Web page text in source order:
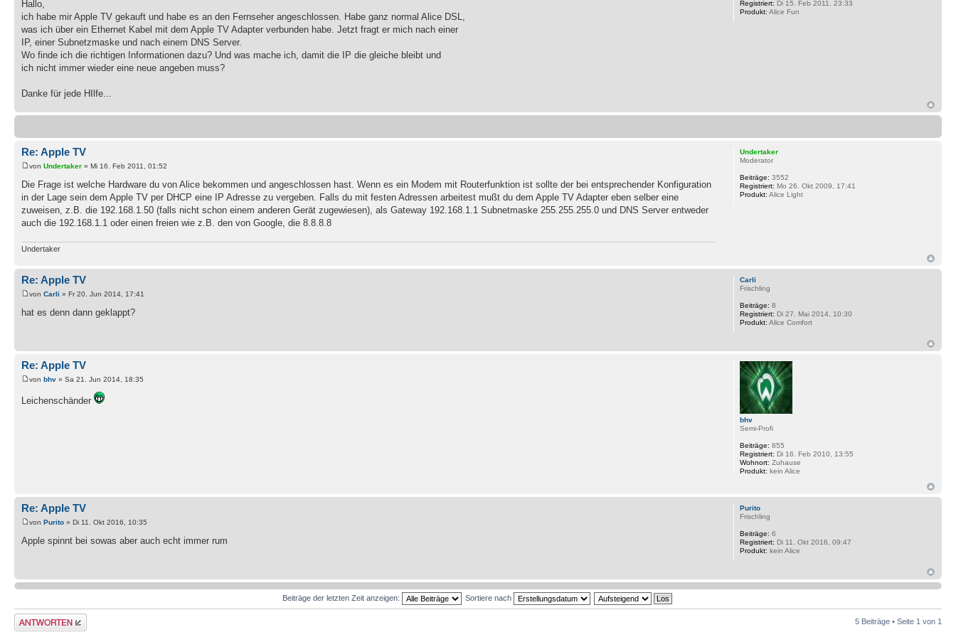
Hallo,
ich habe mir Apple TV gekauft und habe es an den Fernseher angeschlossen. Habe ganz normal Alice DSL,
was ich über ein Ethernet Kabel mit dem Apple TV Adapter verbunden habe. Jetzt fragt er mich nach einer
IP, einer Subnetzmaske und nach einem DNS Server.
Wo finde ich die richtigen Informationen dazu? Und was mache ich, damit die IP die gleiche bleibt und
ich nicht immer wieder eine neue angeben muss?
Danke für jede HIlfe...
Registriert: Di 15. Feb 2011, 23:33
Produkt: Alice Fun
Re: Apple TV
von Undertaker » Mi 16. Feb 2011, 01:52
Die Frage ist welche Hardware du von Alice bekommen und angeschlossen hast. Wenn es ein Modem mit Routerfunktion ist sollte der bei entsprechender Konfiguration
in der Lage sein dem Apple TV per DHCP eine IP Adresse zu vergeben. Falls du mit festen Adressen arbeitest mußt du dem Apple TV Adapter eben selber eine
zuweisen, z.B. die 192.168.1.50 (falls nicht schon einem anderen Gerät zugewiesen), als Gateway 192.168.1.1 Subnetmaske 255.255.255.0 und DNS Server entweder
auch die 192.168.1.1 oder einen freien wie z.B. den von Google, die 8.8.8.8
Undertaker
Undertaker
Moderator
Beiträge: 3552
Registriert: Mo 26. Okt 2009, 17:41
Produkt: Alice Light
Re: Apple TV
von Carli » Fr 20. Jun 2014, 17:41
hat es denn dann geklappt?
Carli
Frischling
Beiträge: 8
Registriert: Di 27. Mai 2014, 10:30
Produkt: Alice Comfort
Re: Apple TV
von bhv » Sa 21. Jun 2014, 18:35
Leichenschänder
bhv
Semi-Profi
Beiträge: 855
Registriert: Di 16. Feb 2010, 13:55
Wohnort: Zuhause
Produkt: kein Alice
Re: Apple TV
von Purito » Di 11. Okt 2016, 10:35
Apple spinnt bei sowas aber auch echt immer rum
Purito
Frischling
Beiträge: 6
Registriert: Di 11. Okt 2016, 09:47
Produkt: kein Alice
Beiträge der letzten Zeit anzeigen: Sortiere nach
Antwort erstellen 5 Beiträge • Seite 1 von 1